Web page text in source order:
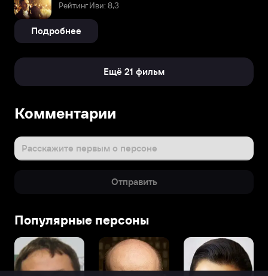
Рейтинг Иви: 8,3
Подробнее
Ещё 21 фильм
Комментарии
Расскажите первым о персоне
Отправить
Популярные персоны